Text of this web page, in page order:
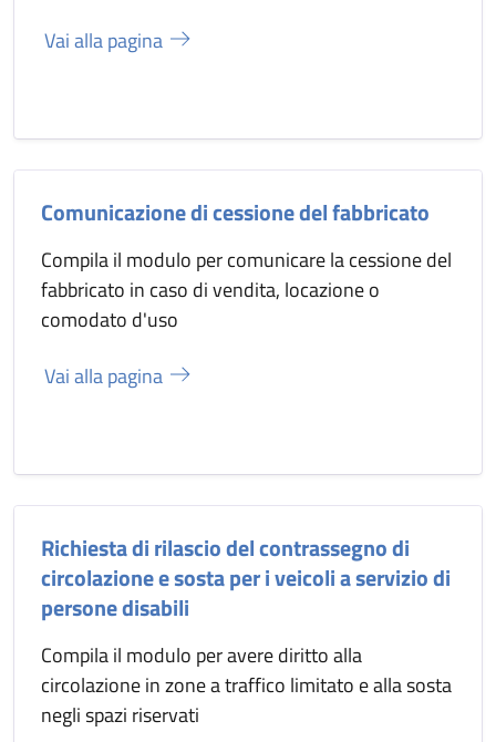
Vai alla pagina
Comunicazione di cessione del fabbricato
Compila il modulo per comunicare la cessione del
fabbricato in caso di vendita, locazione o
comodato d'uso
Vai alla pagina
Richiesta di rilascio del contrassegno di
circolazione e sosta per i veicoli a servizio di
persone disabili
Compila il modulo per avere diritto alla
circolazione in zone a traffico limitato e alla sosta
negli spazi riservati